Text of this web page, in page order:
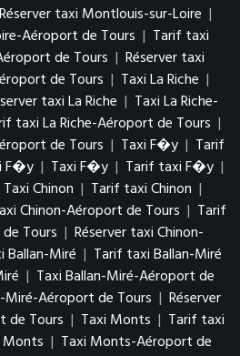
Réserver taxi Montlouis-sur-Loire |
Aéroport de Tours | Tarif taxi
de Tours | Réserver taxi
de Tours | Taxi La Riche |
taxi La Riche | Taxi La Riche-
taxi La Riche-Aéroport de Tours |
de Tours | Taxi F�y | Tarif
F�y | Taxi F�y | Tarif taxi F�y |
Taxi Chinon | Tarif taxi Chinon |
Chinon-Aéroport de Tours | Tarif
Tours | Réserver taxi Chinon-
Ballan-Miré | Tarif taxi Ballan-Miré
| Taxi Ballan-Miré-Aéroport de
Miré-Aéroport de Tours | Réserver
de Tours | Taxi Monts | Tarif taxi
Monts | Taxi Monts-Aéroport de